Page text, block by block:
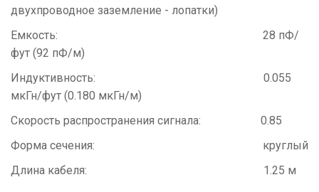
двухпроводное заземление - лопатки)
Емкость: 28 пФ/
фут (92 пФ/м)
Индуктивность: 0.055
мкГн/фут (0.180 мкГн/м)
Скорость распространения сигнала: 0.85
Форма сечения: круглый
Длина кабеля: 1.25 м